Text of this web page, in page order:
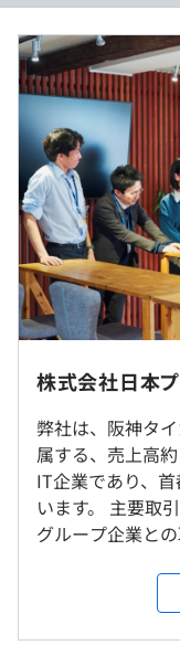
制が万全であるこ
用されるカルチャ
果や実績が評価さ
また、有用な技術
入れる文化があり
く、熟成した安定
開発言語はJavaや
す。そのほか、
などのクラウド技
入れるなど、使用
よって多様化して
事例①点検管理シ
ーレス化
事例②試作品生産
業務の効率化およ
事例③設備稼働監
事例④販売プロモ
進するための割引
事例⑤ リアルタイ
◆引越を伴う転勤
◆取引先は京浜東
制）
◆全社員の約70％は
◆入社後３か月間
◆自社内フリーア
◆休憩室（ウッド
◆服装はオフィス
就業場所の変更範囲
【年収例（2025年
◆5,100,000円 / 新
◆6,500,000円 / 新
（※ 想定年収は年収
固定時間制（9:00
または
時差勤務制（1日7
休憩時間：45～60分
平均残業時間：平
完全週休２日制（
その他（GW、お盆
【休日】
過去３年間の新卒
前年度 採用者数6
2年度前 採用者数5
3年度前 採用者数
過去３年間の新卒
前年度 男性4人 女
2年度前 男性3人
3年度前 男性5人
平均勤続年数
13.0年
研修の有無及び内容
◆入社２年目／３
ITスキル教育、ビ
◆リーダー職対象
チームビルディン
株式会社日本
弊社は、阪神タ
属する、売上高
IT企業であり、
います。 主要取引先は、以下のとおりであり、系列
グループ企業と
の直接かつ継続
ェアトップクラ